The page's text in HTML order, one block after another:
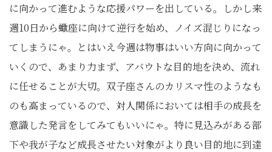
に向かって進むような応援パワーを出している。しかし来
週10日から蠍座に向けて逆行を始め、ノイズ混じりになっ
てしまうにゃ。とはいえ今週は物事はいい方向に向かって
いくので、あまり力まず、アバウトな目的地を決め、流れ
に任せることが大切。双子座さんのカリスマ性のようなも
のも高まっているので、対人関係においては相手の成長を
意識した発言をしてみてもいいにゃ。特に見込みがある部
下や我が子など成長させたい対象がより良い目的地に到達